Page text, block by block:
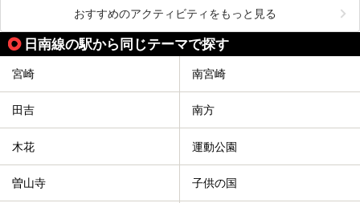
おすすめのアクティビティをもっと見る
日南線の駅から同じテーマで探す
宮崎 南宮崎
田吉 南方
木花 運動公園
曽山寺 子供の国